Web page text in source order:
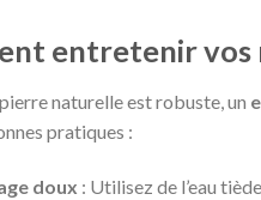
entretenir vos
naturelle est robuste, un
pratiques :
doux : Utilisez de l’eau